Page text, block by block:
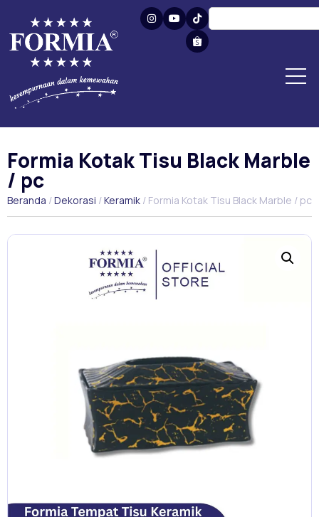
Formia Kotak Tisu Black Marble
/ pc
Beranda /Dekorasi /Keramik / Formia Kotak Tisu Black Marble / pc